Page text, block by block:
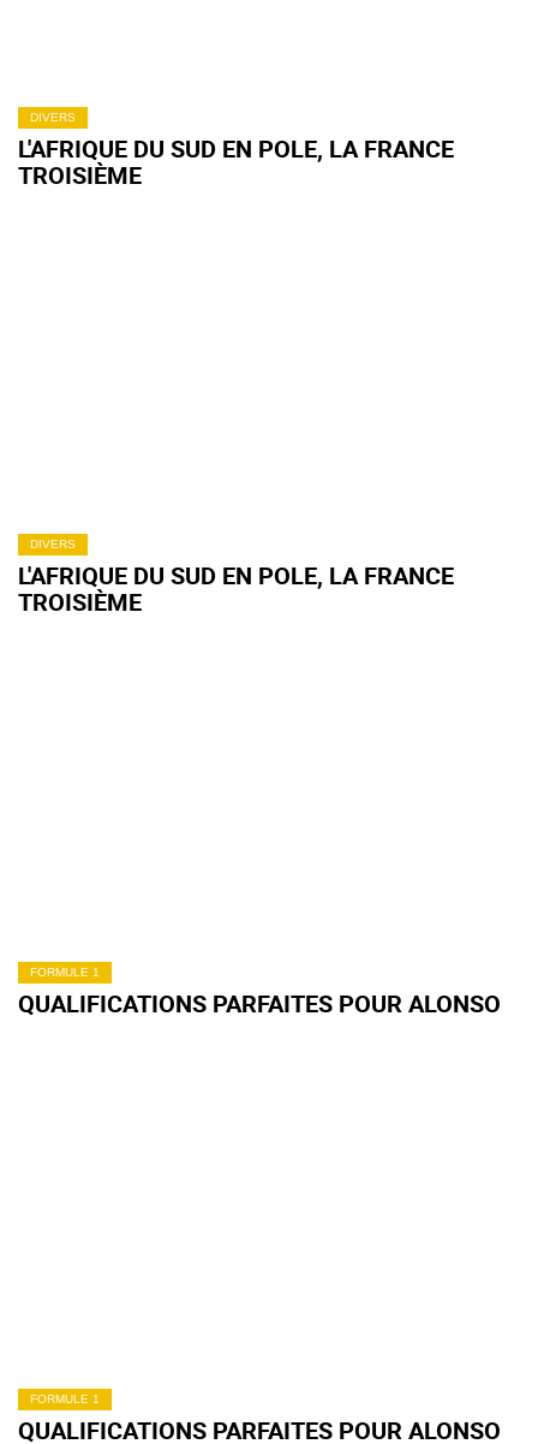
DIVERS
L'AFRIQUE DU SUD EN POLE, LA FRANCE
TROISIÈME
DIVERS
L'AFRIQUE DU SUD EN POLE, LA FRANCE
TROISIÈME
FORMULE 1
QUALIFICATIONS PARFAITES POUR ALONSO
FORMULE 1
QUALIFICATIONS PARFAITES POUR ALONSO